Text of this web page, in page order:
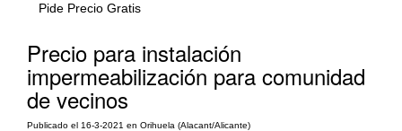
Pide Precio Gratis
Precio para instalación
impermeabilización para comunidad
de vecinos
Publicado el 16-3-2021 en Orihuela (Alacant/Alicante)